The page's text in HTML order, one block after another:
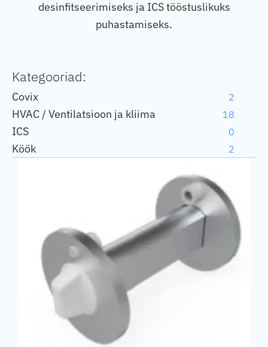
desinfitseerimiseks ja ICS tööstuslikuks
puhastamiseks.
Kategooriad:
Covix 2
HVAC / Ventilatsioon ja kliima 18
ICS 0
Köök 2